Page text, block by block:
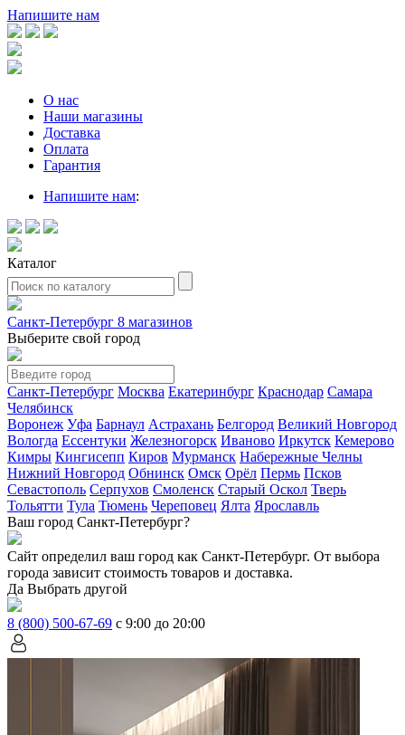
Напишите нам
О нас
Наши магазины
Доставка
Оплата
Гарантия
Напишите нам:
Каталог
Санкт-Петербург 8 магазинов
Выберите свой город
Санкт-Петербург Москва Екатеринбург Краснодар Самара
Челябинск
Воронеж Уфа Барнаул Астрахань Белгород Великий Новгород
Вологда Ессентуки Железногорск Иваново Иркутск Кемерово
Кимры Кингисепп Киров Мурманск Набережные Челны
Нижний Новгород Обнинск Омск Орёл Пермь Псков
Севастополь Серпухов Смоленск Старый Оскол Тверь
Тольятти Тула Тюмень Череповец Ялта Ярославль
Ваш город Санкт-Петербург?
Сайт определил ваш город как Санкт-Петербург. От выбора
города зависит стоимость товаров и доставка.
Да Выбрать другой
8 (800) 500-67-69 с 9:00 до 20:00